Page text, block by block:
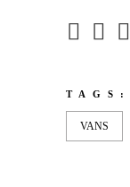
TAGS:
VANS